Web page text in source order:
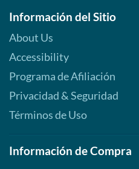
Información del Sitio
About Us
Accessibility
Programa de Afiliación
Privacidad & Seguridad
Términos de Uso
Información de Compra